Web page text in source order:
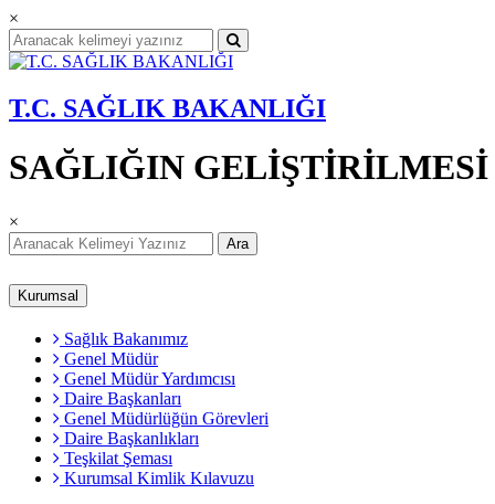
×
T.C. SAĞLIK BAKANLIĞI
SAĞLIĞIN
×
Ara
Kurumsal
Sağlık Bakanımız
Genel Müdür
Genel Müdür Yardımcısı
Daire Başkanları
Genel Müdürlüğün Görevleri
Daire Başkanlıkları
Teşkilat Şeması
Kurumsal Kimlik Kılavuzu